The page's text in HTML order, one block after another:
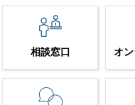
相談窓口 オ